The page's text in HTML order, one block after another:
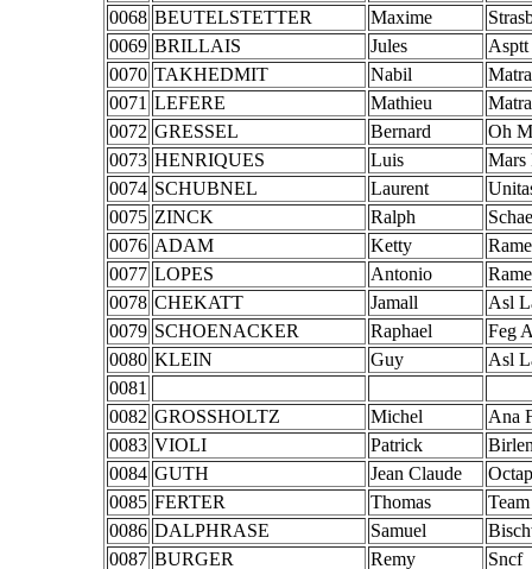
0068 BEUTELSTETTER Maxime
0069 BRILLAIS Jules
Asptt
0070 TAKHEDMIT Nabil
0071 LEFERE Mathieu
0072 GRESSEL Bernard
Oh
0073 HENRIQUES Luis
Mars
0074 SCHUBNEL Laurent
0075 ZINCK Ralph
0076 ADAM Ketty
Rame
0077 LOPES Antonio
Rame
0078 CHEKATT Jamall
Asl
0079 SCHOENACKER Raphael
Feg
0080 KLEIN Guy
Asl
0081
0082 GROSSHOLTZ Michel
Ana
0083 VIOLI Patrick
0084 GUTH Jean Claude
0085 FERTER Thomas
0086 DALPHRASE Samuel
0087 BURGER Remy
Sncf